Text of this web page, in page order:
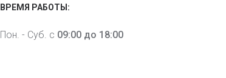
ВРЕМЯ РАБОТЫ:
Пон. - Суб. с 09:00 до 18:00